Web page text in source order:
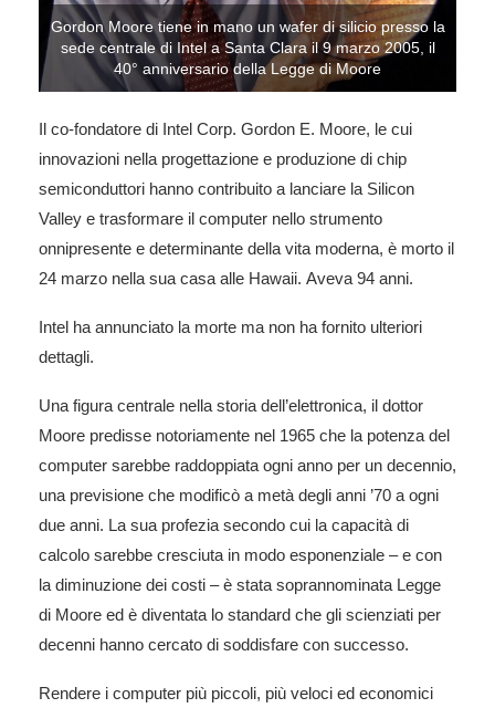
Gordon Moore tiene in mano un wafer di silicio presso la
sede centrale di Intel a Santa Clara il 9 marzo 2005, il
40° anniversario della Legge di Moore
Il co-fondatore di Intel Corp. Gordon E. Moore, le cui
innovazioni nella progettazione e produzione di chip
semiconduttori hanno contribuito a lanciare la Silicon
Valley e trasformare il computer nello strumento
onnipresente e determinante della vita moderna, è morto il
24 marzo nella sua casa alle Hawaii. Aveva 94 anni.
Intel ha annunciato la morte ma non ha fornito ulteriori
dettagli.
Una figura centrale nella storia dell’elettronica, il dottor
Moore predisse notoriamente nel 1965 che la potenza del
computer sarebbe raddoppiata ogni anno per un decennio,
una previsione che modificò a metà degli anni ’70 a ogni
due anni. La sua profezia secondo cui la capacità di
calcolo sarebbe cresciuta in modo esponenziale – e con
la diminuzione dei costi – è stata soprannominata Legge
di Moore ed è diventata lo standard che gli scienziati per
decenni hanno cercato di soddisfare con successo.
Rendere i computer più piccoli, più veloci ed economici